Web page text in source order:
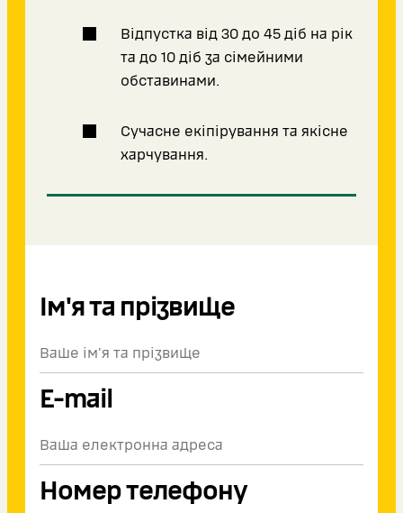
Відпустка від 30 до 45 діб на рік
та до 10 діб за сімейними
обставинами.
Сучасне екіпірування та якісне
харчування.
Ім'я та прізвище
E-mail
Номер телефону